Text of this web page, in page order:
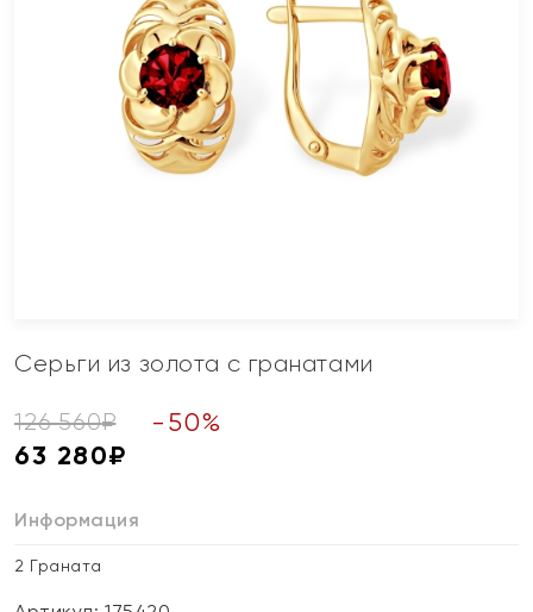
Серьги из золота с гранатами
126 560₽ - 50%
63 280₽
Информация
2 Граната